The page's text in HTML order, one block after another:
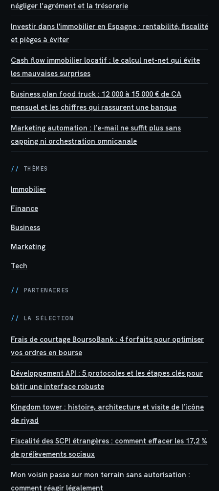
négliger l’agrément et la trésorerie
Investir dans l'immobilier en Espagne : rentabilité, fiscalité
et pièges à éviter
Cash flow immobilier locatif : le calcul net-net qui évite
les mauvaises surprises
Business plan food truck : 12 000 à 15 000 € de CA
mensuel et les chiffres qui rassurent une banque
Marketing automation : l’e-mail ne suffit plus sans
capping ni orchestration omnicanale
// THÈMES
Immobilier
Finance
Business
Marketing
Tech
// PARTENAIRES
// LA SÉLECTION
Frais de courtage BoursoBank : 4 forfaits pour optimiser
vos ordres en bourse
Développement API : 5 protocoles et les étapes clés pour
bâtir une interface robuste
Kingdom tower : histoire, architecture et visite de l’icône
de riyad
Fiscalité des SCPI étrangères : comment effacer les 17,2 %
de prélèvements sociaux
Mon voisin passe sur mon terrain sans autorisation :
comment réagir légalement